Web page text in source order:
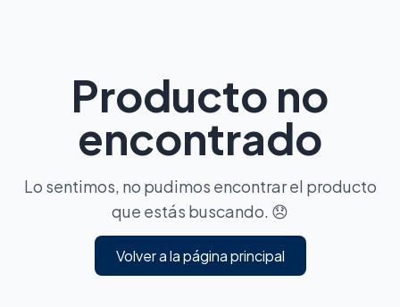
Producto no
encontrado
Lo sentimos, no pudimos encontrar el producto
que estás buscando. 😞
Volver a la página principal